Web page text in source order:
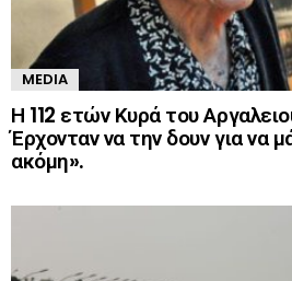
MEDIA
Η 112 ετών Κυρά του
Έρχονταν να την δουν για να
ακόμη».